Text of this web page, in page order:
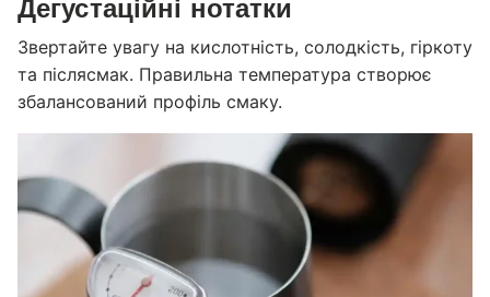
Дегустаційні нотатки
Звертайте увагу на кислотність, солодкість, гіркоту
та післясмак. Правильна температура створює
збалансований профіль смаку.